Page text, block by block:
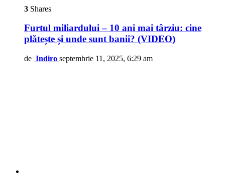
3 Shares
Furtul miliardului – 10 ani mai târziu: cine
plătește și unde sunt banii? (VIDEO)
de Indiro septembrie 11, 2025, 6:29 am